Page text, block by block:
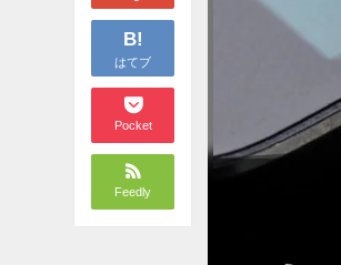
B!
はてブ
Pocket
Feedly